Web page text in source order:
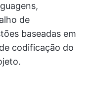
de
baseadas em
codificação do